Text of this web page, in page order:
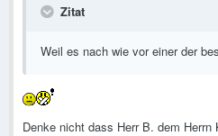
Zitat
Weil es nach wie vor einer der
Denke nicht dass Herr B. dem